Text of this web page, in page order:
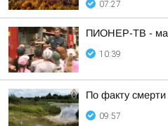
07:27
ПИОНЕР-ТВ -
10:39
По факту
09:57